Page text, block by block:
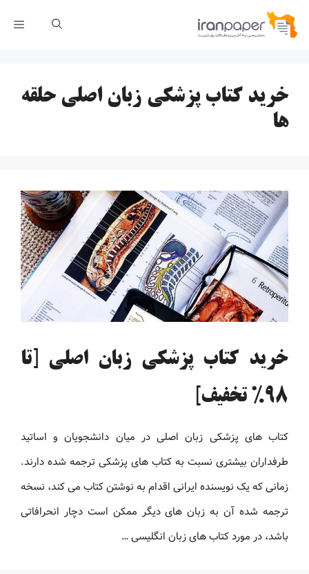
پرش
خرید کتاب پزشکی زبان اصلی حلقه
ها
خرید کتاب پزشکی زبان اصلی [تا
98% تخفیف]
کتاب های پزشکی زبان اصلی در میان دانشجویان و اساتید
طرفداران بیشتری نسبت به کتاب های پزشکی ترجمه شده دارند.
زمانی که یک نویسنده ایرانی اقدام به نوشتن کتاب می کند، نسخه
ترجمه شده آن به زبان های دیگر ممکن است دچار انحرافاتی
باشد، در مورد کتاب های زبان انگلیسی …